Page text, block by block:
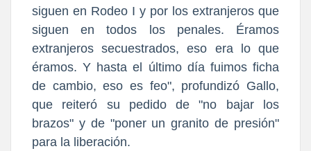
siguen en Rodeo I y por los extranjeros que
siguen en todos los penales. Éramos
extranjeros secuestrados, eso era lo que
éramos. Y hasta el último día fuimos ficha
de cambio, eso es feo", profundizó Gallo,
que reiteró su pedido de "no bajar los
brazos" y de "poner un granito de presión"
para la liberación.